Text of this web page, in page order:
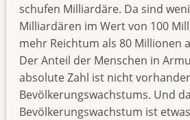
schufen Milliardäre. Da sind
Milliardären im Wert von 100
mehr Reichtum als 80 Millionen
Der Anteil der Menschen in
absolute Zahl ist nicht
Bevölkerungswachstums. Und
Bevölkerungswachstum ist